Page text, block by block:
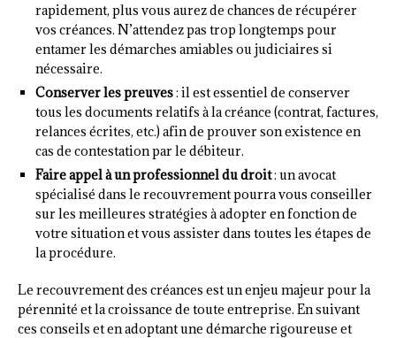
rapidement, plus vous aurez de chances de récupérer
vos créances. N’attendez pas trop longtemps pour
entamer les démarches amiables ou judiciaires si
nécessaire.
Conserver les preuves: il est essentiel de conserver
tous les documents relatifs à la créance (contrat, factures,
relances écrites, etc.) afin de prouver son existence en
cas de contestation par le débiteur.
Faire appel à un professionnel du droit: un avocat
spécialisé dans le recouvrement pourra vous conseiller
sur les meilleures stratégies à adopter en fonction de
votre situation et vous assister dans toutes les étapes de
la procédure.
Le recouvrement des créances est un enjeu majeur pour la
pérennité et la croissance de toute entreprise. En suivant
ces conseils et en adoptant une démarche rigoureuse et